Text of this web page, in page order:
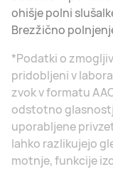
ohišje polni
Brezžično
*Podatki o
pridobljeni v
zvok v formatu
odstotno
uporabljene
lahko razlikujejo
motnje, funkcije